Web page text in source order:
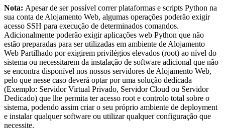
Nota: Apesar de ser possível correr plataformas e scripts Python na
sua conta de Alojamento Web, algumas operações poderão exigir
acesso SSH para execução de determinados comandos.
Adicionalmente poderão exigir aplicações web Python que não
estão preparadas para ser utilizadas em ambiente de Alojamento
Web Partilhado por exigirem privilégios elevados (root) ao nível do
sistema ou necessitarem da instalação de software adicional que não
se encontra disponível nos nossos servidores de Alojamento Web,
pelo que nesse caso deverá optar por uma solução dedicada
(Exemplo: Servidor Virtual Privado, Servidor Cloud ou Servidor
Dedicado) que lhe permita ter acesso root e controlo total sobre o
sistema, podendo assim criar o seu próprio ambiente de deployment
e instalar qualquer software ou utilizar qualquer configuração que
necessite.